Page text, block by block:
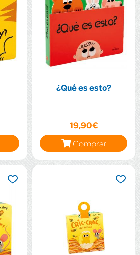
¿Qué es esto?
19,90€
Comprar